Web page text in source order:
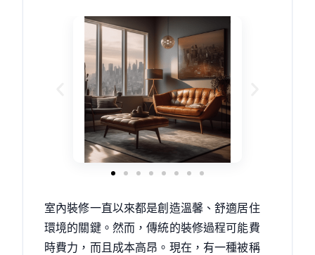
室內裝修一直以來都是創造溫馨、舒適居住
環境的關鍵。然而，傳統的裝修過程可能費
時費力，而且成本高昂。現在，有一種被稱